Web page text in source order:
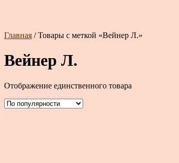
Главная / Товары с меткой «Вейнер Л.»
Вейнер Л.
Отображение единственного товара